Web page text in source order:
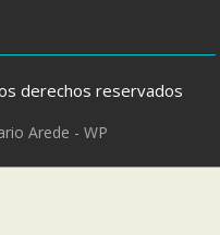
derechos reservados